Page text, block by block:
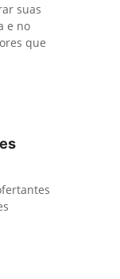
suas
e no
que